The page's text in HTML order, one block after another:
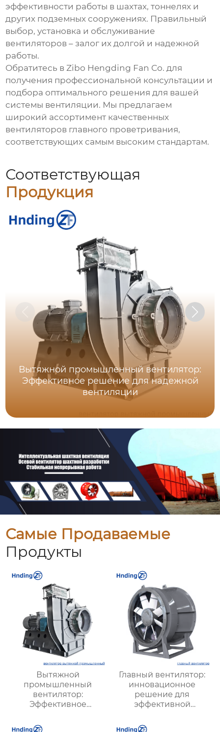
эффективности работы в шахтах, тоннелях и
других подземных сооружениях. Правильный
выбор, установка и обслуживание
вентиляторов – залог их долгой и надежной
работы.
Обратитесь вZibo Hengding Fan Co. для
получения профессиональной консультации и
подбора оптимального решения для вашей
системы вентиляции. Мы предлагаем
широкий ассортимент качественных
вентиляторов главного проветривания,
соответствующих самым высоким стандартам.
Соответствующая
Продукция
Вытяжной промышленный вентилятор:
Эффективное решение для надежной
вентиляции
Самые Продаваемые
Продукты
Вытяжной
промышленный
вентилятор:
Эффективное
надежной вентиляции
Главный вентилятор:
инновационное
решение для
эффективной
оптимизации работы